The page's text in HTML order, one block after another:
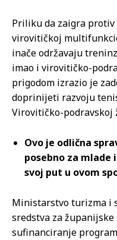
Priliku da zaigra protiv
virovitičkoj
inače održavaju
imao i virovitičko-
prigodom izrazio je
doprinijeti razvoju
Virovitičko-podravskoj
Ovo je odlična
posebno za mlade
svoj put u ovom
Ministarstvo turizma i
sredstva za
sufinanciranje